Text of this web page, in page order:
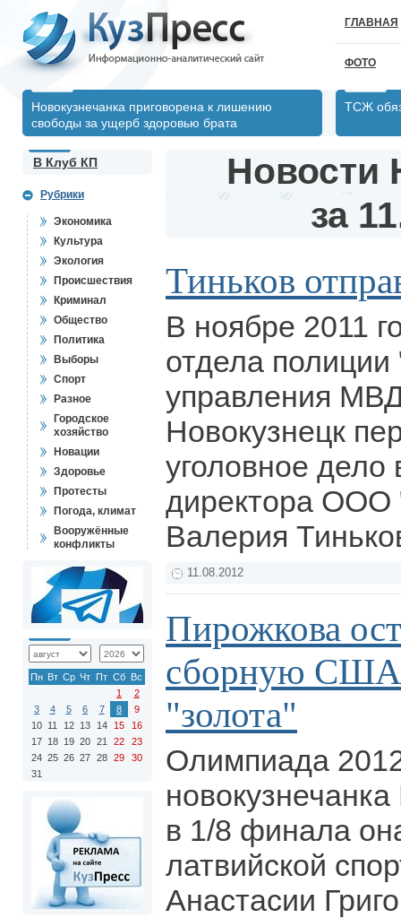
ГЛАВНАЯ
ФОТО
Новокузнечанка приговорена к лишению
свободы за ущерб здоровью брата
ТСЖ
В Клуб КП
Рубрики
Экономика
Культура
Экология
Происшествия
Криминал
Общество
Политика
Выборы
Спорт
Разное
Городское
хозяйство
Новации
Здоровье
Протесты
Погода, климат
Вооружённые
конфликты
Пн Вт Ср Чт Пт Сб Вс
1
2
3
4 5 6 7 8
9
10 11 12 13 14 15
16
17 18 19 20 21 22
23
24 25 26 27 28 29
30
31
Новости
за
Тиньков
В ноябре 2011
отдела
управления
Новокузнецк
уголовное
директора ООО
Валерия
11.08.2012
Пирожкова
сборную США
"золота"
Олимпиада
в 1/8 финала
латвийской
Анастасии